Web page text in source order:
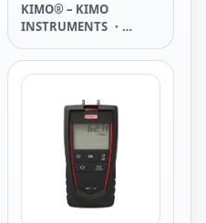
KIMO® – KIMO
INSTRUMENTS ・